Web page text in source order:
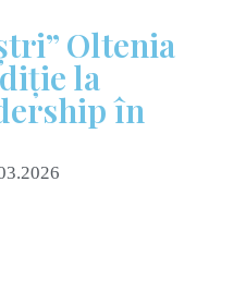
Oltenia
la
în